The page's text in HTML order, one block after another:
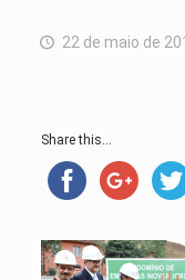
22 de maio de
Share this...